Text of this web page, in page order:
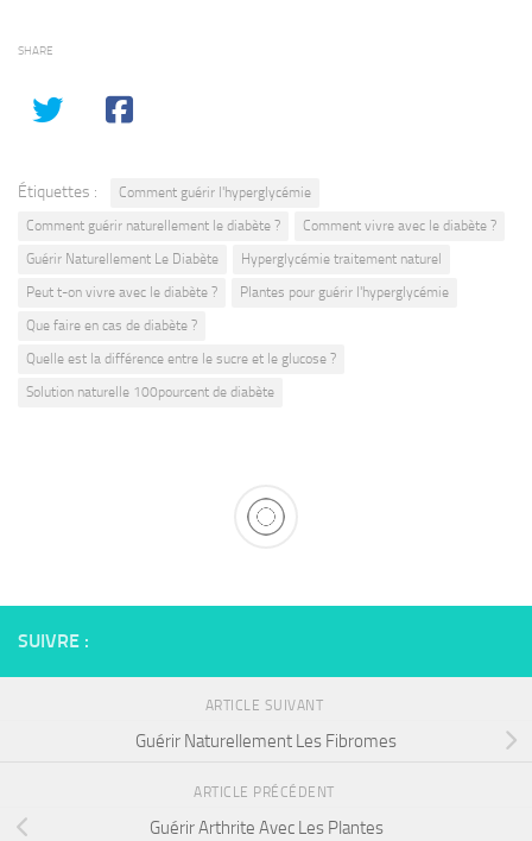
SHARE
Étiquettes :
Comment guérir l'hyperglycémie
Comment guérir naturellement le diabète ?
Comment vivre avec le diabète ?
Guérir Naturellement Le Diabète
Hyperglycémie traitement naturel
Peut t-on vivre avec le diabète ?
Plantes pour guérir l'hyperglycémie
Que faire en cas de diabète ?
Quelle est la différence entre le sucre et le glucose ?
Solution naturelle 100pourcent de diabète
SUIVRE :
ARTICLE SUIVANT
Guérir Naturellement Les Fibromes
ARTICLE PRÉCÉDENT
Guérir Arthrite Avec Les Plantes